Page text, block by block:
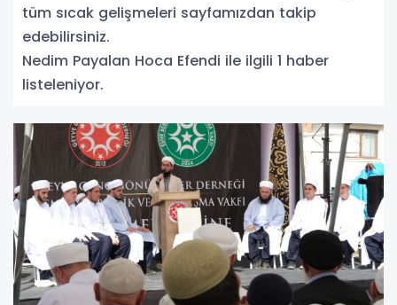
tüm sıcak gelişmeleri sayfamızdan takip
edebilirsiniz.
Nedim Payalan Hoca Efendi ile ilgili 1 haber
listeleniyor.